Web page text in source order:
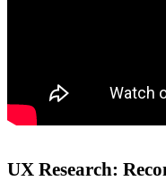
UX Research: